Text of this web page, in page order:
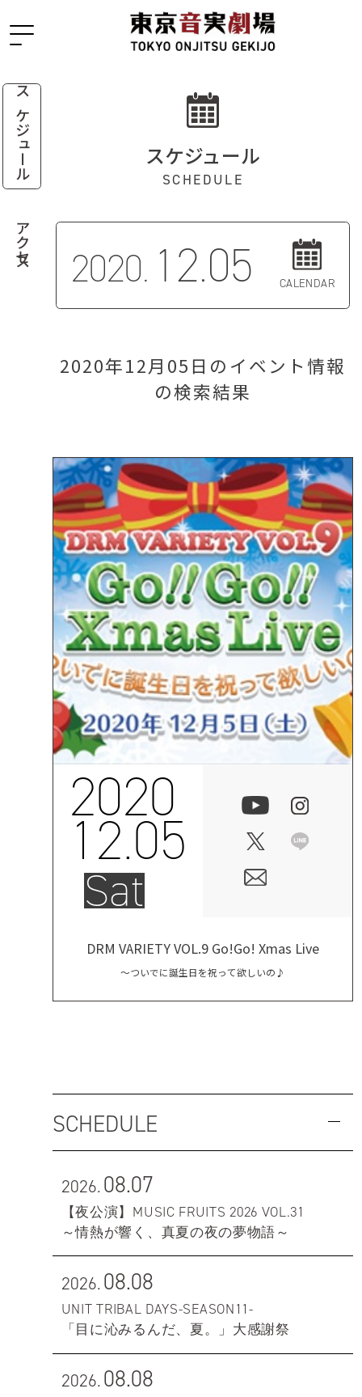
スケジュール
アクセス
スケジュール
SCHEDULE
2020. 12.05 CALENDAR
2020年12月05日のイベント情報
の検索結果
2020
12.05
Sat
DRM VARIETY VOL.9 Go!Go! Xmas Live
～ついでに誕生日を祝って欲しいの♪
SCHEDULE
2026.08.07
【夜公演】MUSIC FRUITS 2026 VOL.31
～情熱が響く、真夏の夜の夢物語～
2026.08.08
UNIT TRIBAL DAYS-SEASON11-
「目に沁みるんだ、夏。」大感謝祭
2026.08.08